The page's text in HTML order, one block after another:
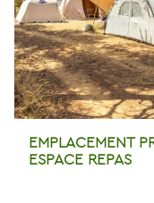
EMPLACEMENT
ESPACE REPAS